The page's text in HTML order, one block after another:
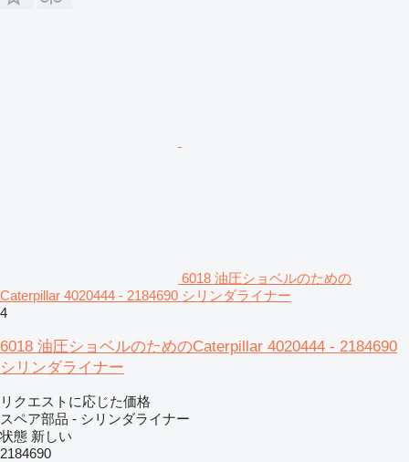
6018 油圧ショベルのための
Caterpillar 4020444 - 2184690 シリンダライナー
4
6018 油圧ショベルのためのCaterpillar 4020444 - 2184690
シリンダライナー
リクエストに応じた価格
スペア部品 - シリンダライナー
状態 新しい
2184690